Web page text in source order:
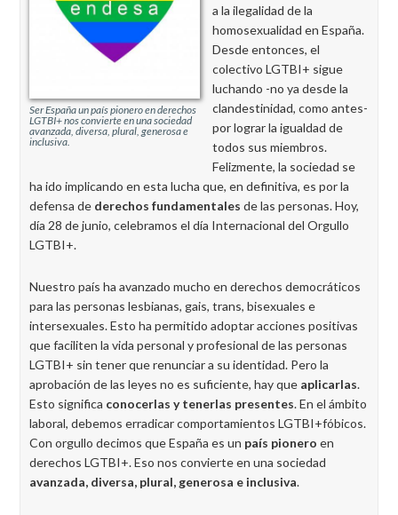
Ser España un país pionero en derechos
LGTBI+ nos convierte en una sociedad
avanzada, diversa, plural, generosa e
inclusiva.
a la ilegalidad de la
homosexualidad en España.
Desde entonces, el
colectivo LGTBI+ sigue
luchando -no ya desde la
clandestinidad, como antes-
por lograr la igualdad de
todos sus miembros.
Felizmente, la sociedad se
ha ido implicando en esta lucha que, en definitiva, es por la
defensa de derechos fundamentales de las personas. Hoy,
día 28 de junio, celebramos el día Internacional del Orgullo
LGTBI+.
Nuestro país ha avanzado mucho en derechos democráticos
para las personas lesbianas, gais, trans, bisexuales e
intersexuales. Esto ha permitido adoptar acciones positivas
que faciliten la vida personal y profesional de las personas
LGTBI+ sin tener que renunciar a su identidad. Pero la
aprobación de las leyes no es suficiente, hay que aplicarlas.
Esto significa conocerlas y tenerlas presentes. En el ámbito
laboral, debemos erradicar comportamientos LGTBI+fóbicos.
Con orgullo decimos que España es un país pionero en
derechos LGTBI+. Eso nos convierte en una sociedad
avanzada, diversa, plural, generosa e inclusiva.